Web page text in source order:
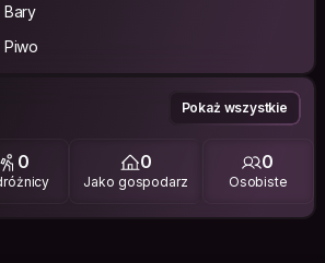
Bary
Pokaż wszystkie
0 0
Jako gospodarz
0
Osobiste